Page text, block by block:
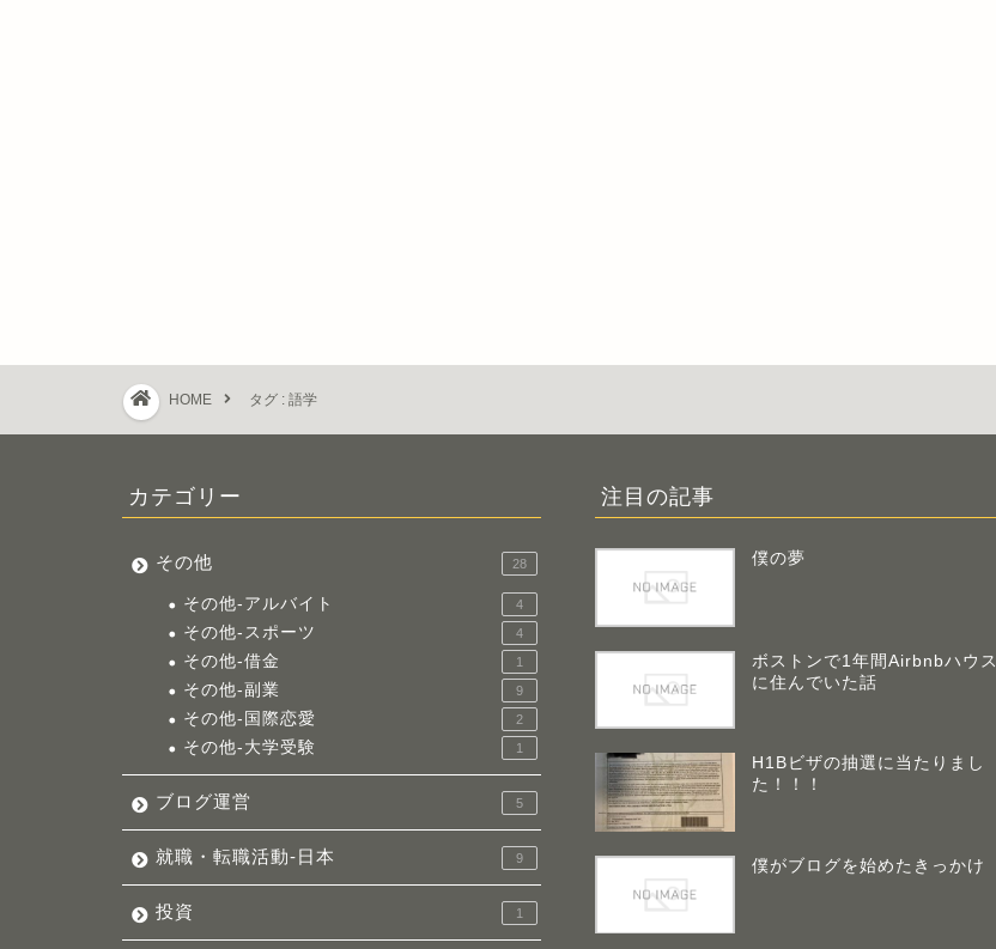
HOME タグ : 語学
カテゴリー
その他 28
その他-アルバイト 4
その他-スポーツ 4
その他-借金 1
その他-副業 9
その他-国際恋愛 2
その他-大学受験 1
ブログ運営 5
就職・転職活動-日本 9
投資 1
注目の記事
僕の夢
ボストンで1年間Airbnbハウス
に住んでいた話
H1Bビザの抽選に当たりまし
た！！！
僕がブログを始めたきっかけ